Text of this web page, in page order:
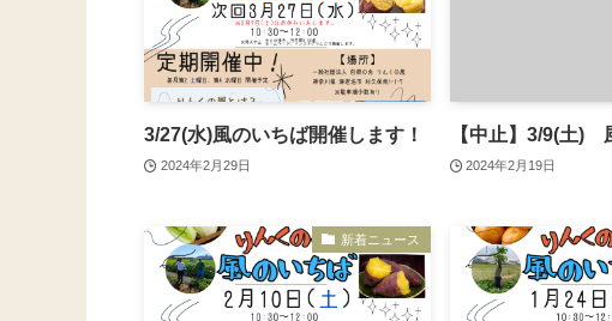
3/27(水)風のいちば開催します！
2024年2月29日
【中止】3/9(土)
2024年2月19日
新着ニュース